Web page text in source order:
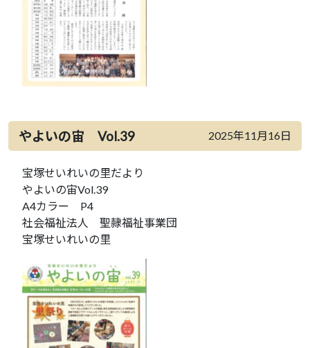
やよいの宙 Vol.39 2025年11月16日
宝塚せいれいの里だより
やよいの宙Vol.39
A4カラー P4
社会福祉法人 聖隷福祉事業団
宝塚せいれいの里